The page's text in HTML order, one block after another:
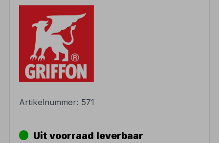
Artikelnummer: 571
Uit voorraad leverbaar